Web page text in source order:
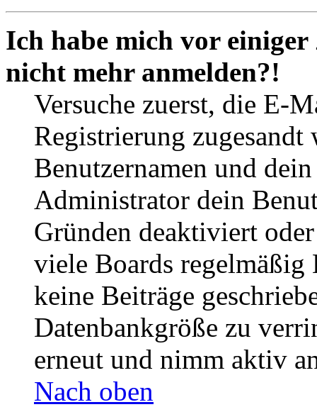
Ich habe mich vor
nicht mehr anmelden?!
Versuche zuerst, die E-
Registrierung
Benutzernamen und
Administrator dein
Gründen deaktiviert
viele Boards
keine Beiträge
Datenbankgröße zu
erneut und nimm aktiv
Nach oben